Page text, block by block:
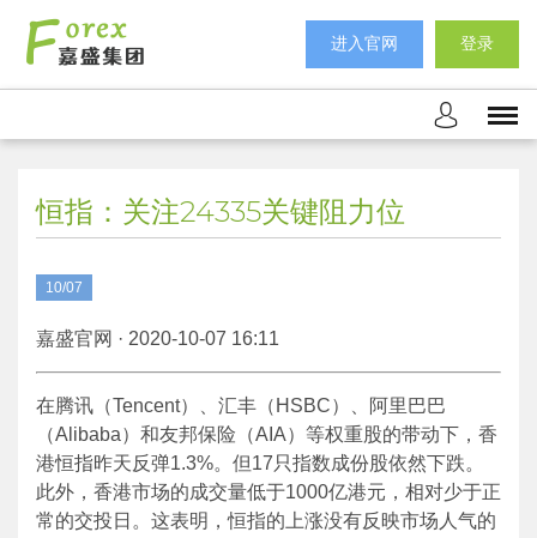
进入官网 登录
恒指：关注24335关键阻力位
10/07
嘉盛官网 · 2020-10-07 16:11
在腾讯（Tencent）、汇丰（HSBC）、阿里巴巴
（Alibaba）和友邦保险（AIA）等权重股的带动下，香
港恒指昨天反弹1.3%。但17只指数成份股依然下跌。
此外，香港市场的成交量低于1000亿港元，相对少于正
常的交投日。这表明，恒指的上涨没有反映市场人气的